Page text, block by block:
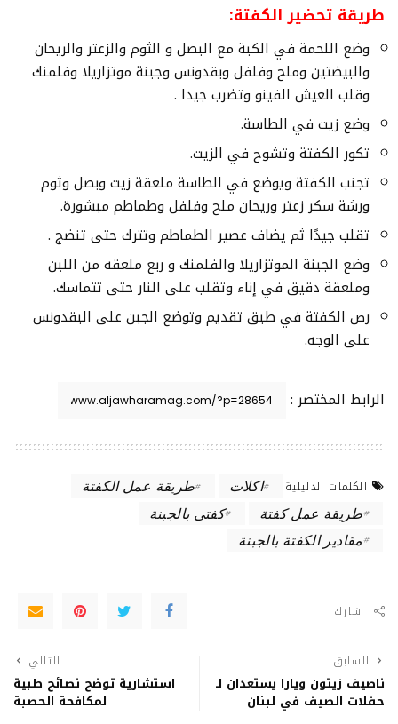
طريقة تحضير الكفتة:
وضع اللحمة في الكبة مع البصل و الثوم والزعتر والريحان
والبيضتين وملح وفلفل وبقدونس وجبنة موتزاريلا وفلمنك
وقلب العيش الفينو وتضرب جيدا .
وضع زيت في الطاسة.
تكور الكفتة وتشوح في الزيت.
تجنب الكفتة ويوضع في الطاسة ملعقة زيت وبصل وثوم
ورشة سكر زعتر وريحان ملح وفلفل وطماطم مبشورة.
تقلب جيدًا ثم يضاف عصير الطماطم وتترك حتى تنضج .
وضع الجبنة الموتزاريلا والفلمنك و ربع ملعقه من اللبن
وملعقة دقيق في إناء وتقلب على النار حتى تتماسك.
رص الكفتة في طبق تقديم وتوضع الجبن على البقدونس
على الوجه.
الرابط المختصر :
الكلمات الدليلية اكلات
طريقة عمل الكفتة
طريقة عمل كفتة
كفتى بالجبنة
مقادير الكفتة بالجبنة
شارك
السابق
ناصيف زيتون ويارا يستعدان لـ
حفلات الصيف في لبنان
التالي
استشارية توضح نصائح طبية
لمكافحة الحصبة